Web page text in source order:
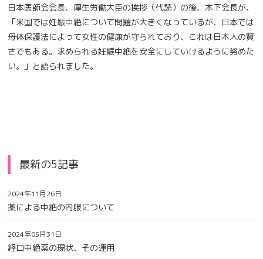
日本医師会会長、厚生労働大臣の挨拶（代読）の後、木下会長が、
「米国では妊娠中絶について問題が大きくなっているが、日本では
母体保護法によって女性の健康が守られており、これは日本人の賢
さでもある。求められる妊娠中絶を安全にしていけるように努めた
い。」と語られました。
最新の5記事
2024年11月26日
薬による中絶の内服について
2024年05月31日
経口中絶薬の現状、その運用